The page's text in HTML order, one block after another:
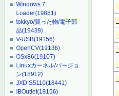
Windows 7
Loader(19881)
tokkyo/買った物/電子部
品(19439)
V-USB(19156)
OpenCV(19136)
OSx86(19107)
Linuxカーネル/バージョ
ン(18912)
JXD S5110(18441)
IBOutlet(18156)